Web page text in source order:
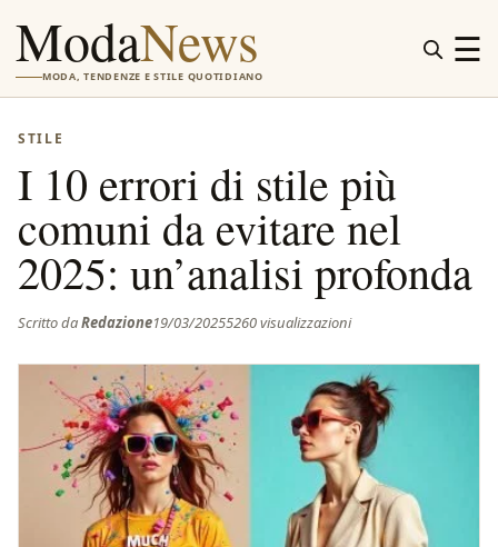
ModaNews
MODA, TENDENZE E STILE QUOTIDIANO
☰
STILE
I 10 errori di stile più
comuni da evitare nel
2025: un’analisi profonda
Scritto daRedazione19/03/20255260 visualizzazioni